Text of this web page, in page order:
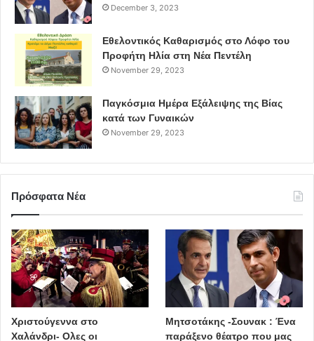
December 3, 2023
Εθελοντικός Καθαρισμός στο Λόφο του
Προφήτη Ηλία στη Νέα Πεντέλη
November 29, 2023
Παγκόσμια Ημέρα Εξάλειψης της Βίας
κατά των Γυναικών
November 29, 2023
Πρόσφατα Νέα
Χριστούγεννα στο
Χαλάνδρι- Ολες οι
Μητσοτάκης -Σουνακ : Ένα
παράξενο θέατρο που μας